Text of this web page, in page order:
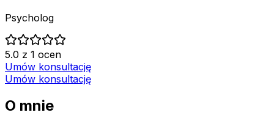
Psycholog
5.0 z 1 ocen
Umów konsultację
Umów konsultację
O mnie